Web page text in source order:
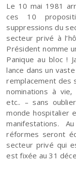
Le 10 mai 1981
ces 10
suppressions du
secteur privé à
Président nomme
Panique au bloc !
lance dans un
remplacement des
nominations à
etc.. – sans
monde hospitalier
manifestations.
réformes seront
secteur privé qui
est fixée au 31